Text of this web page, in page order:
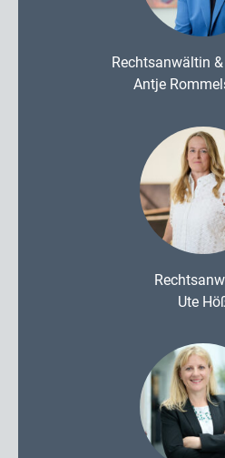
Rechtsanwältin
Antje
Ute